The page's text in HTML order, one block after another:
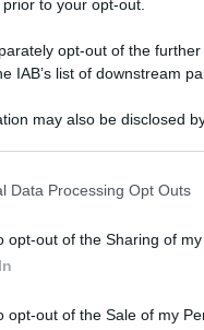
to your opt-out.
opt-out of the
IAB’s list of downstream
may also be disclosed
including but not limited to
to Google and its third-
consent section.
Data Processing Opt Outs
opt-out of the Sharing of my
opt-out of the Sale of my
Grande Fratello, ha
Rosy Chin, la
“come un neg*o”.